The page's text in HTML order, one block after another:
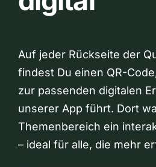
Auf jeder Rückseite der
findest Du einen QR-
zur passenden digitalen
unserer App führt. Dort
Themenbereich ein
– ideal für alle, die mehr